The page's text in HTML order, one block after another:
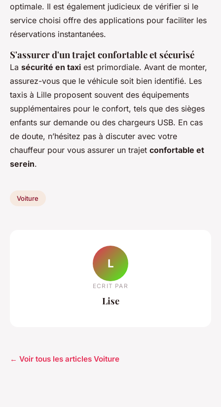
optimale. Il est également judicieux de vérifier si le
service choisi offre des applications pour faciliter les
réservations instantanées.
S'assurer d'un trajet confortable et sécurisé
La sécurité en taxi est primordiale. Avant de monter,
assurez-vous que le véhicule soit bien identifié. Les
taxis à Lille proposent souvent des équipements
supplémentaires pour le confort, tels que des sièges
enfants sur demande ou des chargeurs USB. En cas
de doute, n’hésitez pas à discuter avec votre
chauffeur pour vous assurer un trajet confortable et
serein.
Voiture
L
ECRIT PAR
Lise
← Voir tous les articles Voiture